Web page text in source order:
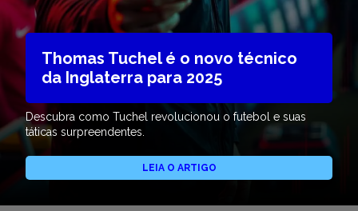
Thomas Tuchel é o novo técnico
da Inglaterra para 2025
Descubra como Tuchel revolucionou o futebol e suas
táticas surpreendentes.
LEIA O ARTIGO